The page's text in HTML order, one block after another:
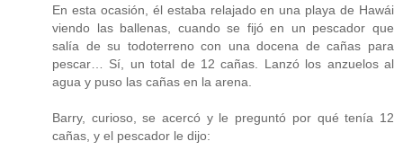
En esta ocasión, él estaba relajado en una playa de Hawái
viendo las ballenas, cuando se fijó en un pescador que
salía de su todoterreno con una docena de cañas para
pescar… Sí, un total de 12 cañas. Lanzó los anzuelos al
agua y puso las cañas en la arena.
Barry, curioso, se acercó y le preguntó por qué tenía 12
cañas, y el pescador le dijo: